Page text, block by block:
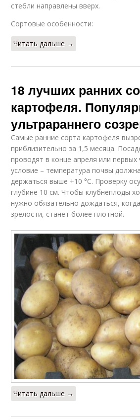
стебли направлены вверх.
Сортовые особенности:
Читать дальше →
18 лучших ранних
картофеля.
ультрараннего
Самые ранние сорта картофеля
приблизительно за 1,5 месяца.
проводят в конце апреля или первых
условие – температура почвы
держаться выше +10 °C. Проверку
глубине 10 см. Чтобы клубнеплоды
нужно обязательно дождаться,
зрелости, станет более плотной.
Читать дальше →